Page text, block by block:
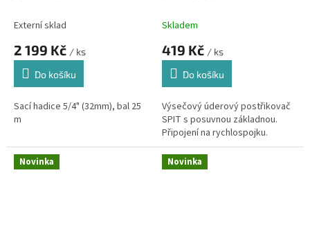
Externí sklad
2 199 Kč / ks
Do košíku
Sací hadice 5/4" (32mm), bal 25
m
Skladem
419 Kč / ks
Do košíku
Výsečový úderový postřikovač
SPIT s posuvnou základnou.
Připojení na rychlospojku.
Novinka Novinka